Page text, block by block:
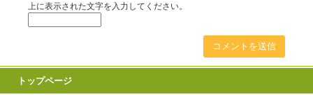
上に表示された文字を入力してください。
トップページ